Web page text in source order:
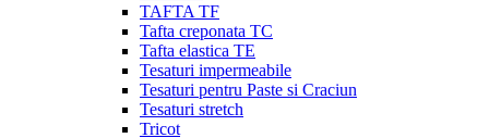
TAFTA TF
Tafta creponata TC
Tafta elastica TE
Tesaturi impermeabile
Tesaturi pentru Paste si Craciun
Tesaturi stretch
Tricot